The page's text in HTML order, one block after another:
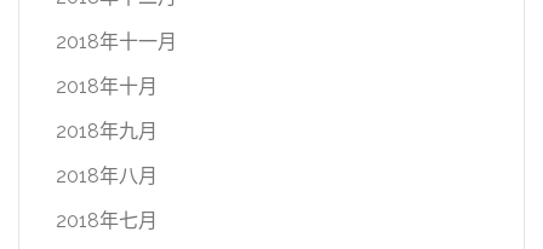
2018年十一月
2018年十月
2018年九月
2018年八月
2018年七月